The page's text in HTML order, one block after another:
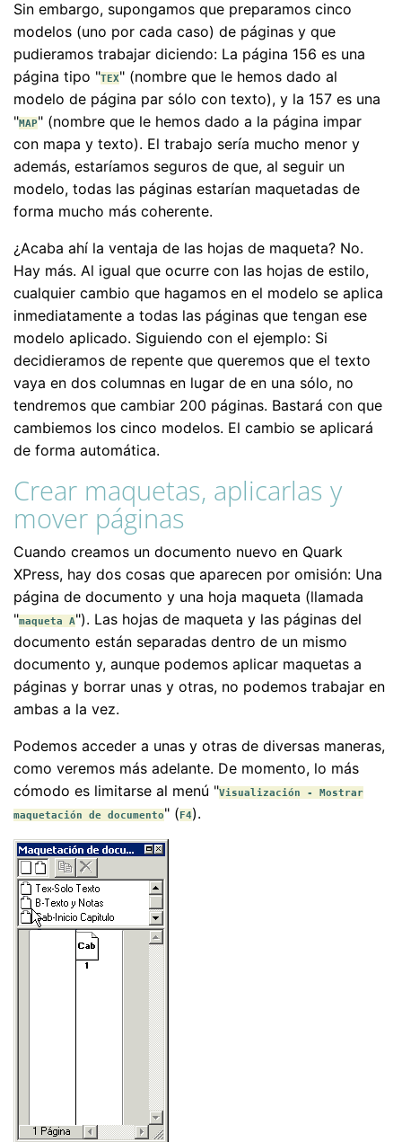
Sin embargo, supongamos que preparamos cinco
modelos (uno por cada caso) de páginas y que
pudieramos trabajar diciendo: La página 156 es una
página tipo "TEX" (nombre que le hemos dado al
modelo de página par sólo con texto), y la 157 es una
"MAP" (nombre que le hemos dado a la página impar
con mapa y texto). El trabajo sería mucho menor y
además, estaríamos seguros de que, al seguir un
modelo, todas las páginas estarían maquetadas de
forma mucho más coherente.
¿Acaba ahí la ventaja de las hojas de maqueta? No.
Hay más. Al igual que ocurre con las hojas de estilo,
cualquier cambio que hagamos en el modelo se aplica
inmediatamente a todas las páginas que tengan ese
modelo aplicado. Siguiendo con el ejemplo: Si
decidieramos de repente que queremos que el texto
vaya en dos columnas en lugar de en una sólo, no
tendremos que cambiar 200 páginas. Bastará con que
cambiemos los cinco modelos. El cambio se aplicará
de forma automática.
Crear maquetas, aplicarlas y
mover páginas
Cuando creamos un documento nuevo en Quark
XPress, hay dos cosas que aparecen por omisión: Una
página de documento y una hoja maqueta (llamada
"maqueta A"). Las hojas de maqueta y las páginas del
documento están separadas dentro de un mismo
documento y, aunque podemos aplicar maquetas a
páginas y borrar unas y otras, no podemos trabajar en
ambas a la vez.
Podemos acceder a unas y otras de diversas maneras,
como veremos más adelante. De momento, lo más
cómodo es limitarse al menú "Visualización - Mostrar
maquetación de documento" (F4).